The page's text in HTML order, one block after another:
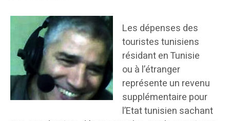
Les dépenses des
touristes tunisiens
résidant en Tunisie
ou à l’étranger
représente un revenu
supplémentaire pour
l’Etat tunisien sachant